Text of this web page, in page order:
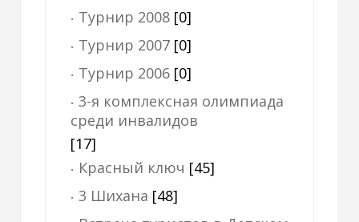
Турнир 2008 [0]
Турнир 2007 [0]
Турнир 2006 [0]
3-я комплексная олимпиада
среди инвалидов
[17]
Красный ключ [45]
3 Шихана [48]